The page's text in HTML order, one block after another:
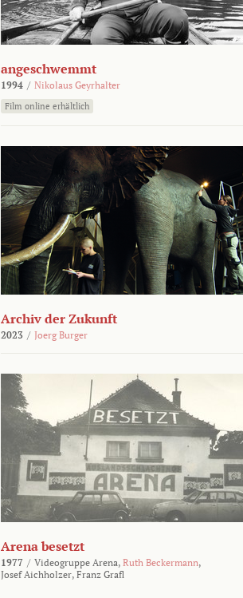
angeschwemmt
1994 / Nikolaus Geyrhalter
Film online erhältlich
Archiv der Zukunft
2023 / Joerg Burger
Arena besetzt
1977 / Videogruppe Arena, Ruth Beckermann,
Josef Aichholzer, Franz Grafl